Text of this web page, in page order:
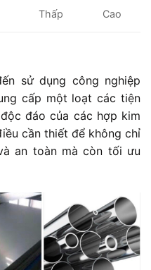
Thấp Cao
sử dụng công nghiệp
cấp một loạt các tiện
đáo của các hợp kim
cần thiết để không chỉ
an toàn mà còn tối ưu